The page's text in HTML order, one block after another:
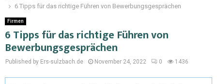
6 Tipps für das richtige Führen von Bewerbungsgesprächen
Firmen
6 Tipps für das richtige Führen von
Bewerbungsgesprächen
Published by Ers-sulzbach.de November 24, 2022 0 1436